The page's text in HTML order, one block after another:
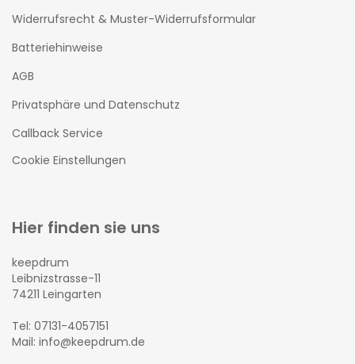
Widerrufsrecht & Muster-Widerrufsformular
Batteriehinweise
AGB
Privatsphäre und Datenschutz
Callback Service
Cookie Einstellungen
Hier finden sie uns
keepdrum
Leibnizstrasse-11
74211 Leingarten
Tel: 07131-4057151
Mail: info@keepdrum.de